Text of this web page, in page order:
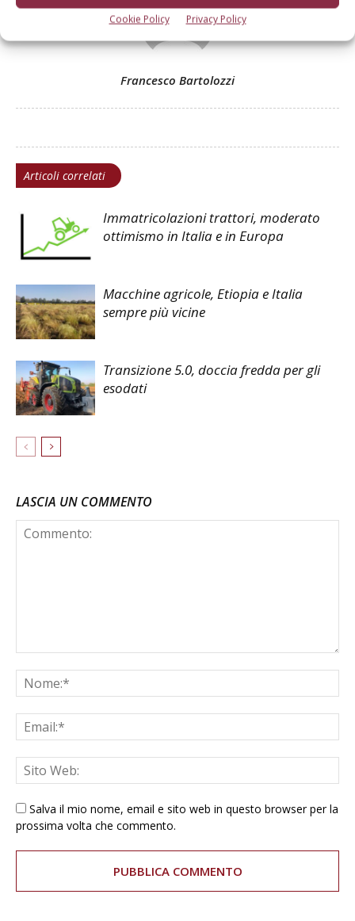
Cookie Policy Privacy Policy
Francesco Bartolozzi
Articoli correlati
Immatricolazioni trattori, moderato
ottimismo in Italia e in Europa
Macchine agricole, Etiopia e Italia
sempre più vicine
Transizione 5.0, doccia fredda per gli
esodati
LASCIA UN COMMENTO
Salva il mio nome, email e sito web in questo browser per la
prossima volta che commento.